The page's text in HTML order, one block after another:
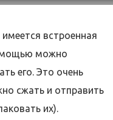
встроенная
можно
его. Это очень
сжать и отправить
их).